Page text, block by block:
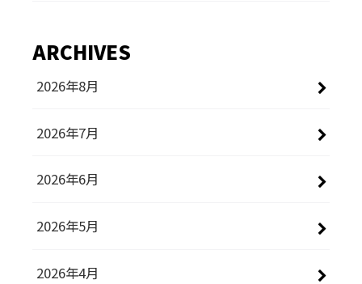
ARCHIVES
2026年8月
2026年7月
2026年6月
2026年5月
2026年4月